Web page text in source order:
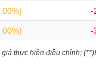
-
-
thực hiện điều chỉnh;